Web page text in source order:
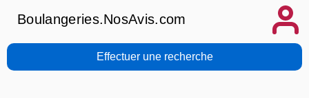
Boulangeries.NosAvis.com
Effectuer une recherche